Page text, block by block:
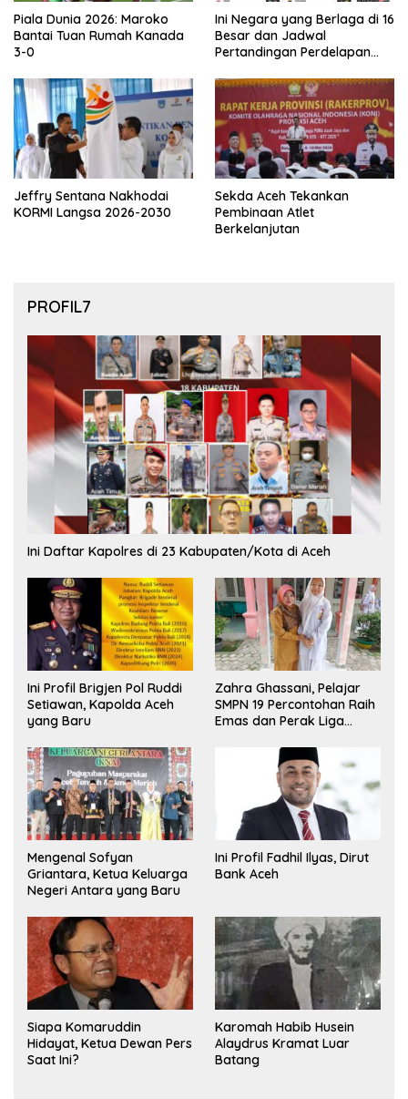
Piala Dunia 2026: Maroko
Bantai Tuan Rumah Kanada
3-0
Ini Negara yang Berlaga di 16
Besar dan Jadwal
Pertandingan Perdelapan
Jeffry Sentana Nakhodai
KORMI Langsa 2026-2030
Sekda Aceh Tekankan
Pembinaan Atlet
Berkelanjutan
PROFIL7
Ini Daftar Kapolres di 23 Kabupaten/Kota di Aceh
Ini Profil Brigjen Pol Ruddi
Setiawan, Kapolda Aceh
yang Baru
Zahra Ghassani, Pelajar
SMPN 19 Percontohan Raih
Emas dan Perak Liga
Mengenal Sofyan
Griantara, Ketua Keluarga
Negeri Antara yang Baru
Ini Profil Fadhil Ilyas, Dirut
Bank Aceh
Siapa Komaruddin
Hidayat, Ketua Dewan Pers
Saat Ini?
Karomah Habib Husein
Alaydrus Kramat Luar
Batang